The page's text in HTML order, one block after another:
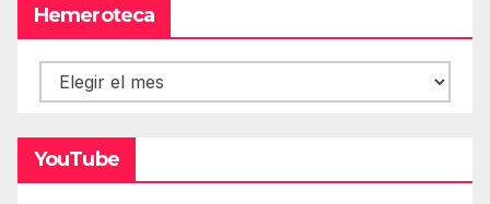
Hemeroteca
Hemeroteca
YouTube